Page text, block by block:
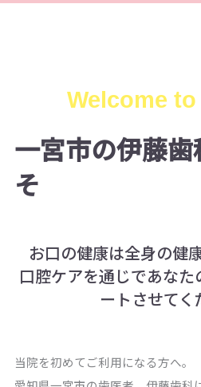
Welcome
一宮市の伊藤
そ
お口の健康は全身の健
口腔ケアを通じであな
ートさせてく
当院を初めてご利用になる方へ。